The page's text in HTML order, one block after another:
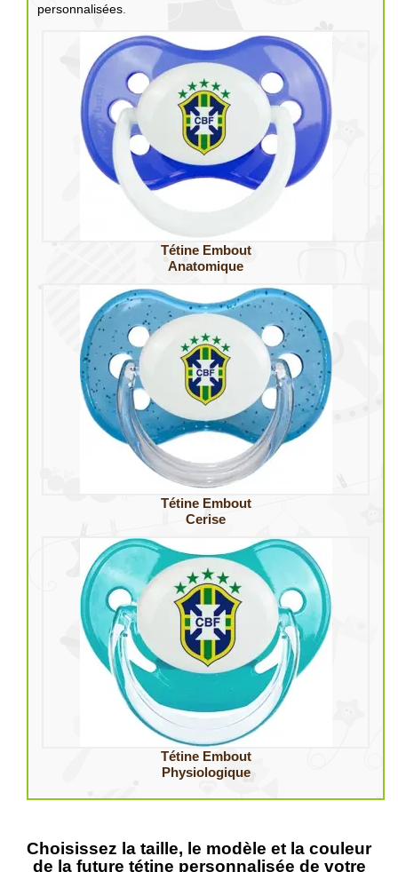
personnalisées
Tétine Embout
Anatomique
Tétine Embout
Cerise
Tétine Embout
Physiologique
Choisissez la taille, le modèle et la couleur
de la future tétine personnalisée de votre